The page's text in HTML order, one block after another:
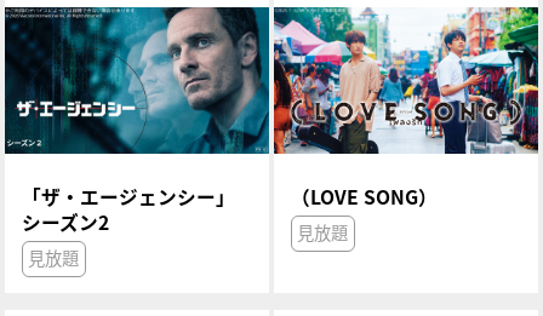
「ザ・エージェンシー」
シーズン2
見放題
（LOVE SONG）
見放題